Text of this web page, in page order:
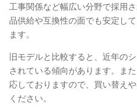
工事関係など幅広い分野で採用
品供給や互換性の面でも安定し
ます。
旧モデルと比較すると、近年の
されている傾向があります。ま
応しておりますので、買い替え
ください。